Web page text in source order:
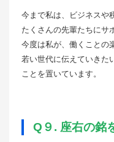
今まで私は、ビジネスや
たくさんの先輩たちにサ
今度は私が、働くことの
若い世代に伝えていきた
ことを置いています。
Q９. 座右の銘